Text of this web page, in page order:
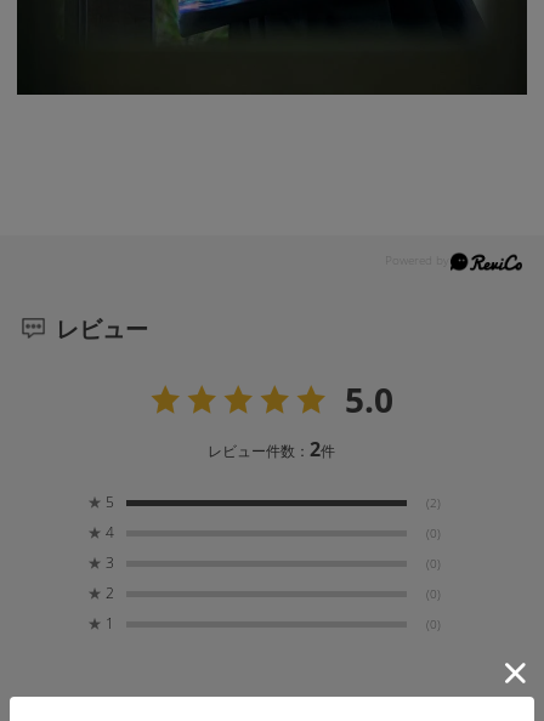
レビュー
5.0
レビュー件数：2件
★ 5 (2)
★ 4 (0)
★ 3 (0)
★ 2 (0)
★ 1 (0)